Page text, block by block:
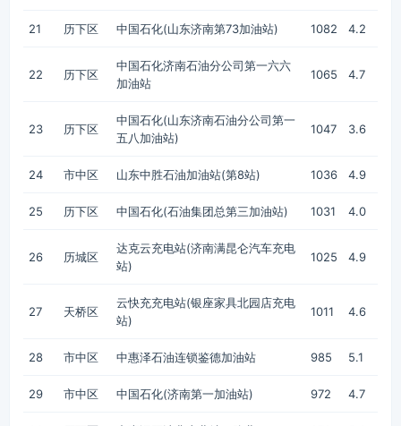
21 历下区 中国石化(山东济南第73加油站) 1082 4.2
22 历下区
中国石化济南石油分公司第一六六
加油站
1065 4.7
23 历下区
中国石化(山东济南石油分公司第一
五八加油站)
1047 3.6
24 市中区 山东中胜石油加油站(第8站) 1036 4.9
25 历下区 中国石化(石油集团总第三加油站) 1031 4.0
26 历城区
达克云充电站(济南满昆仑汽车充电
站)
1025 4.9
27 天桥区
云快充充电站(银座家具北园店充电
站)
1011 4.6
28 市中区 中惠泽石油连锁鉴德加油站 985 5.1
29 市中区 中国石化(济南第一加油站) 972 4.7